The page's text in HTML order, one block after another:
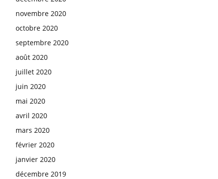
novembre 2020
octobre 2020
septembre 2020
août 2020
juillet 2020
juin 2020
mai 2020
avril 2020
mars 2020
février 2020
janvier 2020
décembre 2019